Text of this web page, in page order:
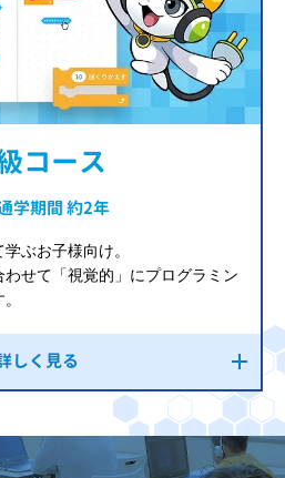
コース
学期間 約2年
ぶお子様向け。
せて「視覚的」にプログラミン
しく見る